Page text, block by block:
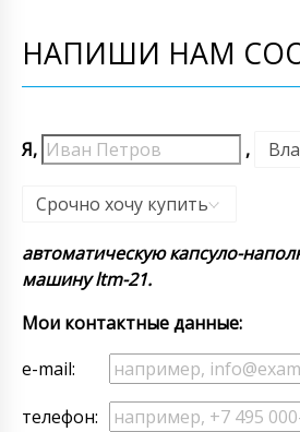
НАПИШИ НАМ
Я, ,
Срочно хочу купить
автоматическую капсуло-
машину ltm-21.
Мои контактные данные:
e-mail:
телефон: